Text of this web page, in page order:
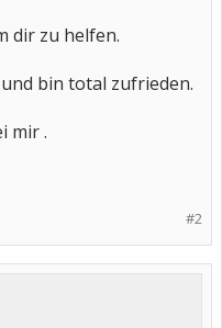
dir zu helfen.
bin total zufrieden.
mir .
#2